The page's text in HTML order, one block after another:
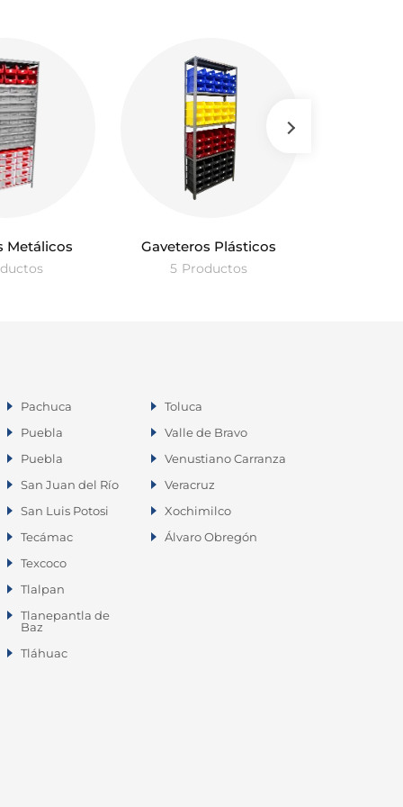
Metálicos Gaveteros Plásticos
5 Productos
Pachuca
Puebla
Puebla
San Juan del Río
San Luis Potosi
Tecámac
Texcoco
Tlalpan
Tlanepantla de
Baz
Tláhuac
Toluca
Valle de Bravo
Venustiano Carranza
Veracruz
Xochimilco
Álvaro Obregón